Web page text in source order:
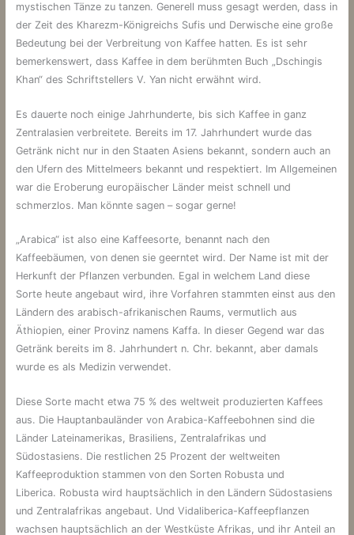
mystischen Tänze zu tanzen. Generell muss gesagt werden, dass in
der Zeit des Kharezm-Königreichs Sufis und Derwische eine große
Bedeutung bei der Verbreitung von Kaffee hatten. Es ist sehr
bemerkenswert, dass Kaffee in dem berühmten Buch „Dschingis
Khan“ des Schriftstellers V. Yan nicht erwähnt wird.
Es dauerte noch einige Jahrhunderte, bis sich Kaffee in ganz
Zentralasien verbreitete. Bereits im 17. Jahrhundert wurde das
Getränk nicht nur in den Staaten Asiens bekannt, sondern auch an
den Ufern des Mittelmeers bekannt und respektiert. Im Allgemeinen
war die Eroberung europäischer Länder meist schnell und
schmerzlos. Man könnte sagen – sogar gerne!
„Arabica“ ist also eine Kaffeesorte, benannt nach den
Kaffeebäumen, von denen sie geerntet wird. Der Name ist mit der
Herkunft der Pflanzen verbunden. Egal in welchem ​​Land diese
Sorte heute angebaut wird, ihre Vorfahren stammten einst aus den
Ländern des arabisch-afrikanischen Raums, vermutlich aus
Äthiopien, einer Provinz namens Kaffa. In dieser Gegend war das
Getränk bereits im 8. Jahrhundert n. Chr. bekannt, aber damals
wurde es als Medizin verwendet.
Diese Sorte macht etwa 75 % des weltweit produzierten Kaffees
aus. Die Hauptanbauländer von Arabica-Kaffeebohnen sind die
Länder Lateinamerikas, Brasiliens, Zentralafrikas und
Südostasiens. Die restlichen 25 Prozent der weltweiten
Kaffeeproduktion stammen von den Sorten Robusta und
Liberica. Robusta wird hauptsächlich in den Ländern Südostasiens
und Zentralafrikas angebaut. Und Vidaliberica-Kaffeepflanzen
wachsen hauptsächlich an der Westküste Afrikas, und ihr Anteil an